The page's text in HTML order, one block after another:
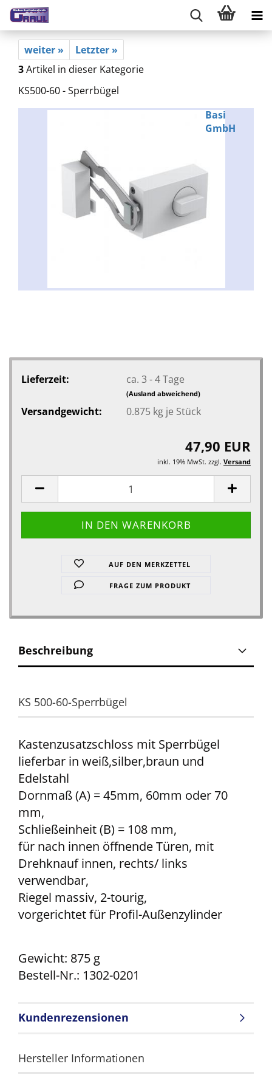
weiter »
Letzter »
3Artikel in dieser Kategorie
KS500-60 - Sperrbügel
Basi
GmbH
Lieferzeit: ca. 3 - 4 Tage
(Ausland abweichend)
Versandgewicht: 0.875kg je Stück
47,90 EUR
inkl. 19% MwSt. zzgl. Versand
AUF DEN MERKZETTEL
FRAGE ZUM PRODUKT
Beschreibung
KS 500-60-Sperrbügel
Kastenzusatzschloss mit Sperrbügel
lieferbar in weiß,silber,braun und
Edelstahl
Dornmaß (A) = 45mm, 60mm oder 70
mm,
Schließeinheit (B) = 108 mm,
für nach innen öffnende Türen, mit
Drehknauf innen, rechts/ links
verwendbar,
Riegel massiv, 2-tourig,
vorgerichtet für Profil-Außenzylinder
Gewicht: 875 g
Bestell-Nr.: 1302-0201
Kundenrezensionen
Hersteller Informationen